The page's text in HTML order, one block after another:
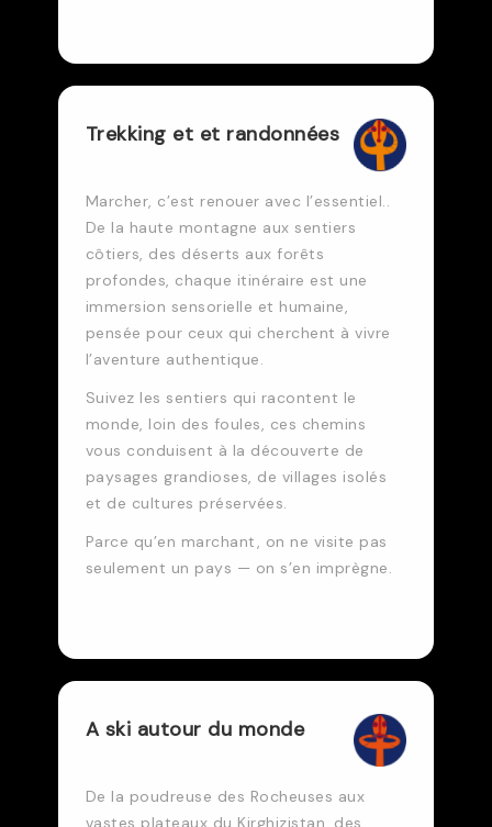
Trekking et et randonnées
Marcher, c’est renouer avec l’essentiel..
De la haute montagne aux sentiers
côtiers, des déserts aux forêts
profondes, chaque itinéraire est une
immersion sensorielle et humaine,
pensée pour ceux qui cherchent à vivre
l’aventure authentique.
Suivez les sentiers qui racontent le
monde, loin des foules, ces chemins
vous conduisent à la découverte de
paysages grandioses, de villages isolés
et de cultures préservées.
Parce qu’en marchant, on ne visite pas
seulement un pays — on s’en imprègne.
A ski autour du monde
De la poudreuse des Rocheuses aux
vastes plateaux du Kirghizistan, des